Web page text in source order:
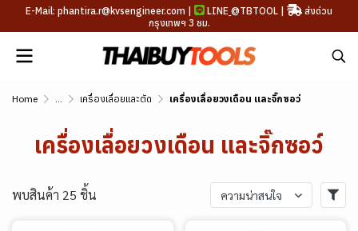
E-Mail: phantira.r@kvsengineer.com | LINE @TBTOOL |
ส่งด่วน
กรุงเทพฯ 3 ชม.
Home ... เครื่องเลื่อยและตัด เครื่องเลื่อยวงเดือน และจิ๊กซอว์
เครื่องเลื่อยวงเดือน และจิ๊กซอว์
พบสินค้า 25 ชิ้น ความน่าสนใจ